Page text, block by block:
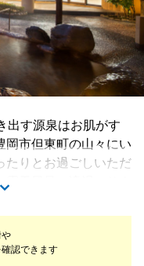
認できます
出す源泉はお肌がす
岡市但東町の山々にい
たりとお過ごしいただ
天風呂、滝湯、サウ
。ご夕食は但馬地方
選但馬牛会席」がおす
っととろける甘みと
食は行列ができる大